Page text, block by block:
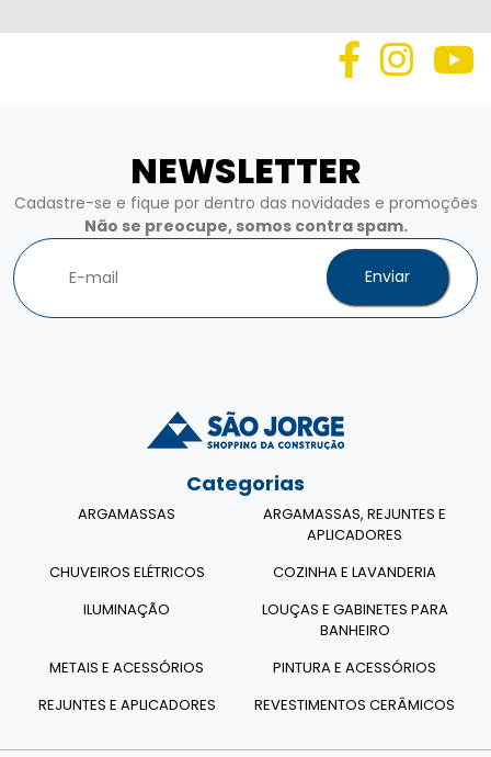
NEWSLETTER
Cadastre-se e fique por dentro das novidades e promoções
Não se preocupe, somos contra spam.
Enviar
Categorias
ARGAMASSAS
ARGAMASSAS, REJUNTES E
APLICADORES
CHUVEIROS ELÉTRICOS
COZINHA E LAVANDERIA
ILUMINAÇÃO
LOUÇAS E GABINETES PARA
BANHEIRO
METAIS E ACESSÓRIOS
PINTURA E ACESSÓRIOS
REJUNTES E APLICADORES
REVESTIMENTOS CERÂMICOS